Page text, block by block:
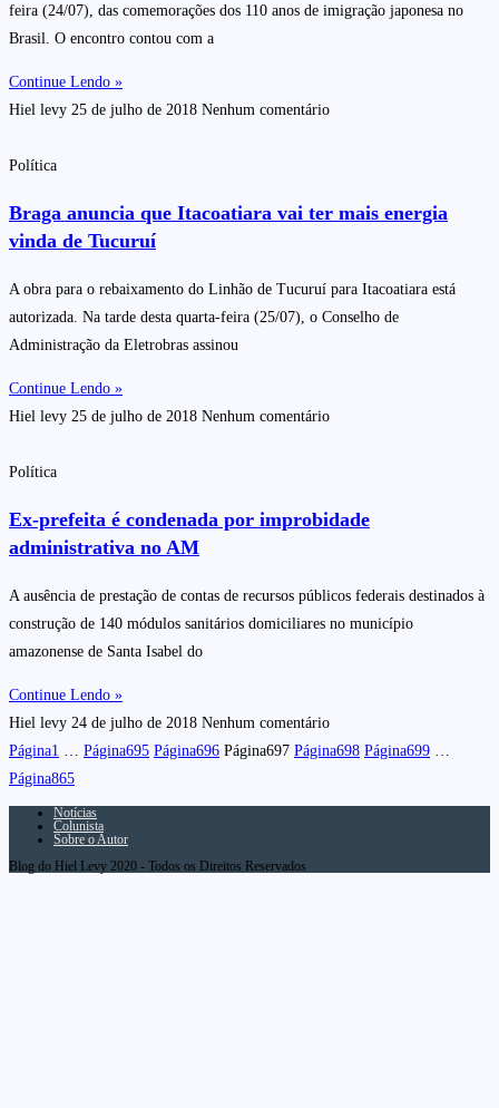
feira (24/07), das comemorações dos 110 anos de imigração japonesa no
Brasil. O encontro contou com a
Continue Lendo »
Hiel levy 25 de julho de 2018 Nenhum comentário
Política
Braga anuncia que Itacoatiara vai ter mais energia
vinda de Tucuruí
A obra para o rebaixamento do Linhão de Tucuruí para Itacoatiara está
autorizada. Na tarde desta quarta-feira (25/07), o Conselho de
Administração da Eletrobras assinou
Continue Lendo »
Hiel levy 25 de julho de 2018 Nenhum comentário
Política
Ex-prefeita é condenada por improbidade
administrativa no AM
A ausência de prestação de contas de recursos públicos federais destinados à
construção de 140 módulos sanitários domiciliares no município
amazonense de Santa Isabel do
Continue Lendo »
Hiel levy 24 de julho de 2018 Nenhum comentário
Página1 Página695 Página696 Página697 Página698 Página699
Página865
Notícias
Colunista
Sobre o Autor
Blog do Hiel Levy 2020 - Todos os Direitos Reservados